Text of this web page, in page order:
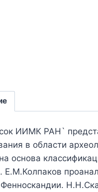
ИИМК РАН`
в области
основа
Е.М.Колпаков
Фенноскандии.